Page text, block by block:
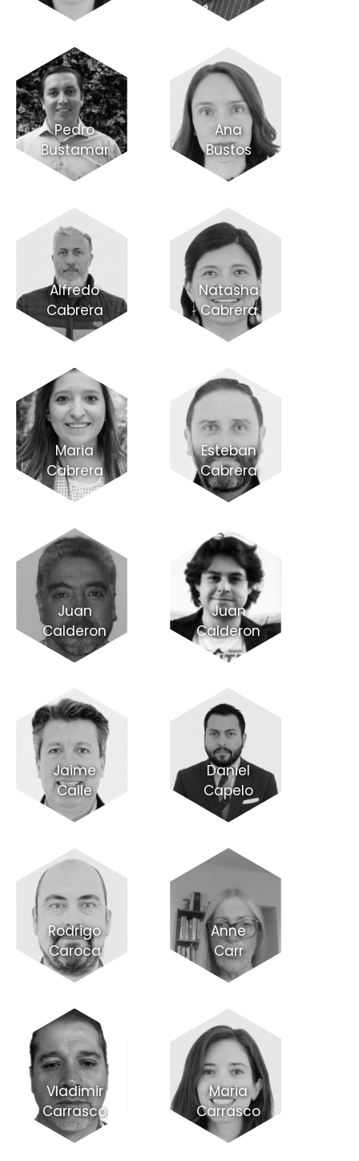
Pedro
Bustamante
Ana
Bustos
Alfredo
Cabrera
Natasha
Cabrera
Maria
Cabrera
Esteban
Cabrera
Juan
Calderon
Juan
Calderon
Jaime
Calle
Daniel
Capelo
Rodrigo
Caroca
Anne
Carr
Vladimir
Carrasco
Maria
Carrasco